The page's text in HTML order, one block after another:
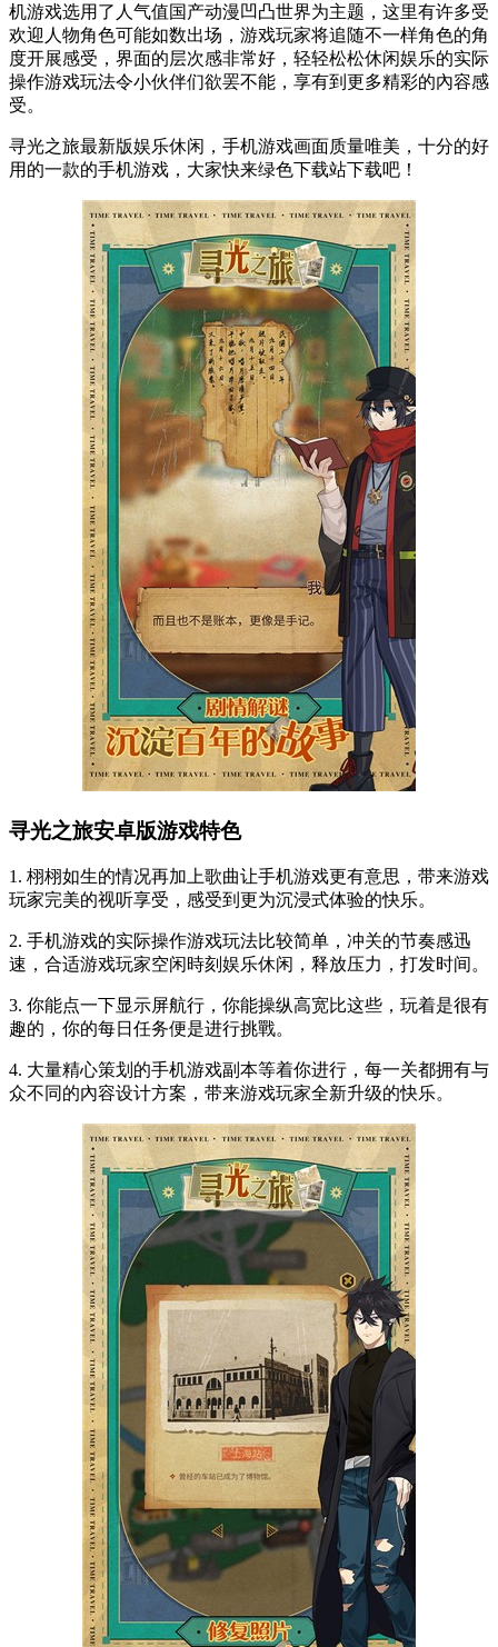
机游戏选用了人气值国产动漫凹凸世界为主题，这里有许多受
欢迎人物角色可能如数出场，游戏玩家将追随不一样角色的角
度开展感受，界面的层次感非常好，轻轻松松休闲娱乐的实际
操作游戏玩法令小伙伴们欲罢不能，享有到更多精彩的內容感
受。
寻光之旅最新版娱乐休闲，手机游戏画面质量唯美，十分的好
用的一款的手机游戏，大家快来绿色下载站下载吧！
寻光之旅安卓版游戏特色
1. 栩栩如生的情况再加上歌曲让手机游戏更有意思，带来游戏
玩家完美的视听享受，感受到更为沉浸式体验的快乐。
2. 手机游戏的实际操作游戏玩法比较简单，冲关的节奏感迅
速，合适游戏玩家空闲時刻娱乐休闲，释放压力，打发时间。
3. 你能点一下显示屏航行，你能操纵高宽比这些，玩着是很有
趣的，你的每日任务便是进行挑戰。
4. 大量精心策划的手机游戏副本等着你进行，每一关都拥有与
众不同的內容设计方案，带来游戏玩家全新升级的快乐。